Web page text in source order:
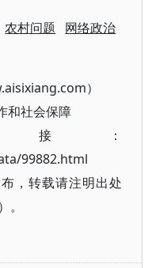
农村问题 网络政治
）
和社会保障
：
99882.html
，转载请注明出处